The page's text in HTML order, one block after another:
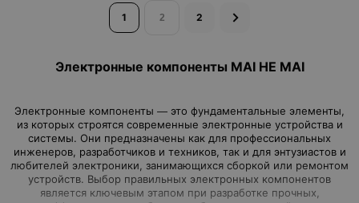
1 2
Электронные компоненты MAI HE MAI
Электронные компоненты — это фундаментальные элементы,
из которых строятся современные электронные устройства и
системы. Они предназначены как для профессиональных
инженеров, разработчиков и техников, так и для энтузиастов и
любителей электроники, занимающихся сборкой или ремонтом
устройств. Выбор правильных электронных компонентов
является ключевым этапом при разработке прочных,